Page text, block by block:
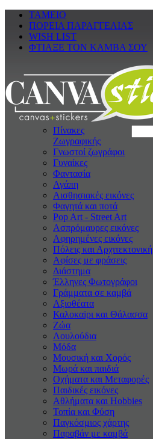
ΤΑΜΕΙΟ
ΠΟΡΕΙΑ ΠΑΡΑΓΓΕΛΙΑΣ
WISH LIST
ΦΤΙΑΞΕ ΤΟΝ ΚΑΜΒΑ ΣΟΥ
Πίνακες
Ζωγραφικής
Γνωστοί ζωγράφοι
Γυναίκες
Φαντασία
Αγάπη
Αισθησιακές εικόνες
Φαγητά και ποτά
Pop Art - Street Art
Ασπρόμαυρες εικόνες
Αφηρημένες εικόνες
Πόλεις και Αρχιτεκτονική
Αφίσες με φράσεις
Διάστημα
Έλληνες Φωτογράφοι
Γράμματα σε καμβά
Αξιοθέατα
Καλοκαiρι και Θάλασσα
Ζώα
Λουλούδια
Μόδα
Μουσική και Χορός
Μωρά και παιδιά
Οχήματα και Μεταφορές
Παιδικές εικόνες
Αθλήματα και Hobbies
Τοπία και Φύση
Παγκόσμιος χάρτης
Παραβάν με καμβά